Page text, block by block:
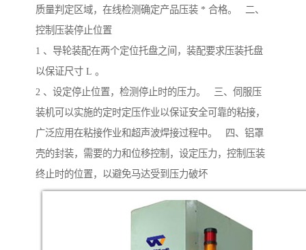
质量判定区域，在线检测确定产品压装 * 合格。 二、
控制压装停止位置
1 、导轮装配在两个定位托盘之间，装配要求压装托盘
以保证尺寸 L 。
2 、设定停止位置，检测停止时的压力。 三、伺服压
装机可以实施的定时定压作业以保证安全可靠的粘接，
广泛应用在粘接作业和超声波焊接过程中。 四、铝罩
壳的封装，需要的力和位移控制，设定压力，控制压装
终止时的位置，以避免马达受到压力破坏